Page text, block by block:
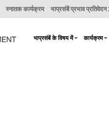
स्नातक कार्यक्रम भाप्रसंबें प्रभाव
भाप्रसंबें के विषय में कार्यक्रम